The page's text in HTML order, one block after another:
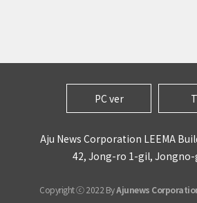
PC ver
Aju News Corporation LEEMA
42, Jong-ro 1-gil, Jongno-
Copyright ⓒ 2022 ByAjunews